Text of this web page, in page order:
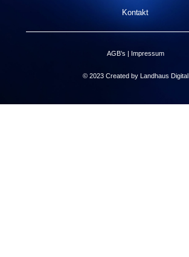
Kontakt
AGB’s | Impressum
© 2023 Created by Landhaus Digital